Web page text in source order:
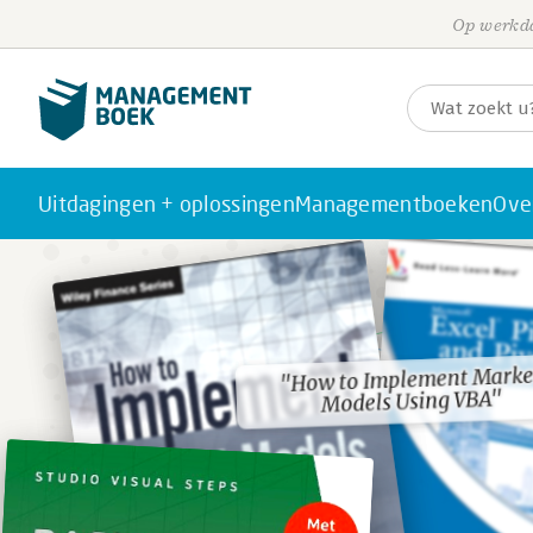
Op
Uitdagingen + oplossingenManagementboeken
"How to Implement
Models Using VBA"
"How to Implement
Models Using VBA"